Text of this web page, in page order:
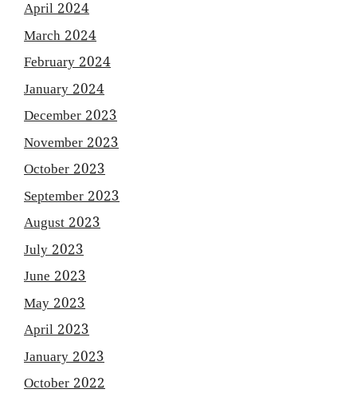
April 2024
March 2024
February 2024
January 2024
December 2023
November 2023
October 2023
September 2023
August 2023
July 2023
June 2023
May 2023
April 2023
January 2023
October 2022